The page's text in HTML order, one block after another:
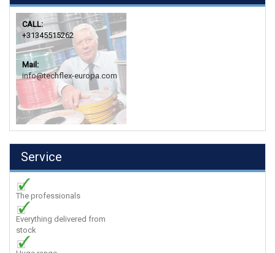
CALL:
+31345515262
Mail:
info@techflex-europa.com
Service
The professionals
Everything delivered from
stock